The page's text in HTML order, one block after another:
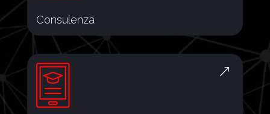
Consulenza
&